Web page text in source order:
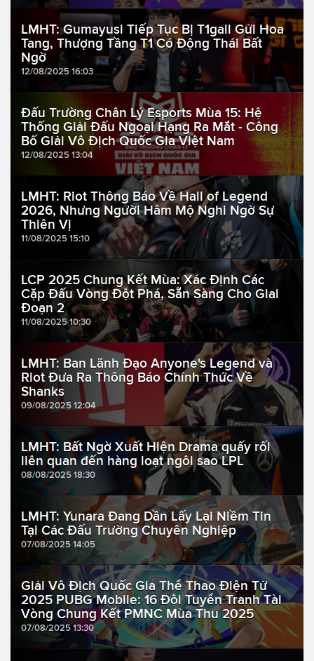
LMHT: Gumayusi Tiếp Tục Bị T1gall Gửi Hoa
Tang, Thượng Tầng T1 Có Động Thái Bất
Ngờ
12/08/2025 16:03
Đấu Trường Chân Lý Esports Mùa 15: Hệ
Thống Giải Đấu Ngoại Hạng Ra Mắt - Công
Bố Giải Vô Địch Quốc Gia Việt Nam
12/08/2025 13:04
LMHT: Riot Thông Báo Về Hall of Legend
2026, Nhưng Người Hâm Mộ Nghi Ngờ Sự
Thiên Vị
11/08/2025 15:10
LCP 2025 Chung Kết Mùa: Xác Định Các
Cặp Đấu Vòng Đột Phá, Sẵn Sàng Cho Giai
Đoạn 2
11/08/2025 10:30
LMHT: Ban Lãnh Đạo Anyone's Legend và
Riot Đưa Ra Thông Báo Chính Thức Về
Shanks
09/08/2025 12:04
LMHT: Bất Ngờ Xuất Hiện Drama quấy rối
liên quan đến hàng loạt ngôi sao LPL
08/08/2025 18:30
LMHT: Yunara Đang Dần Lấy Lại Niềm Tin
Tại Các Đấu Trường Chuyên Nghiệp
07/08/2025 14:05
Giải Vô Địch Quốc Gia Thể Thao Điện Tử
2025 PUBG Mobile: 16 Đội Tuyển Tranh Tài
Vòng Chung Kết PMNC Mùa Thu 2025
07/08/2025 13:30